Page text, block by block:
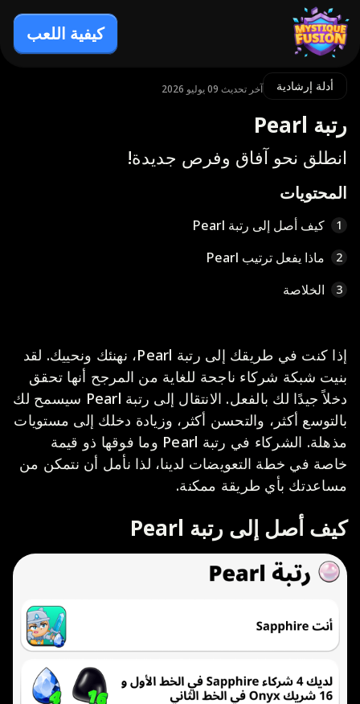
كيفية اللعب
أدلة إرشادية آخر تحديث 09 يوليو 2026
رتبة Pearl
انطلق نحو آفاق وفرص جديدة!
المحتويات
1 كيف أصل إلى رتبة Pearl
2 ماذا يفعل ترتيب Pearl
3 الخلاصة
إذا كنت في طريقك إلى رتبة Pearl، نهنئك ونحييك. لقد
بنيت شبكة شركاء ناجحة للغاية من المرجح أنها تحقق
دخلاً جيدًا لك بالفعل. الانتقال إلى رتبة Pearl سيسمح لك
بالتوسع أكثر، والتحسن أكثر، وزيادة دخلك إلى مستويات
مذهلة. الشركاء في رتبة Pearl وما فوقها ذو قيمة
خاصة في خطة التعويضات لدينا، لذا نأمل أن نتمكن من
مساعدتك بأي طريقة ممكنة.
كيف أصل إلى رتبة Pearl